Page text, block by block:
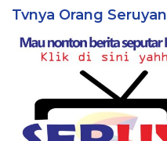
Tvnya Orang Seruyan